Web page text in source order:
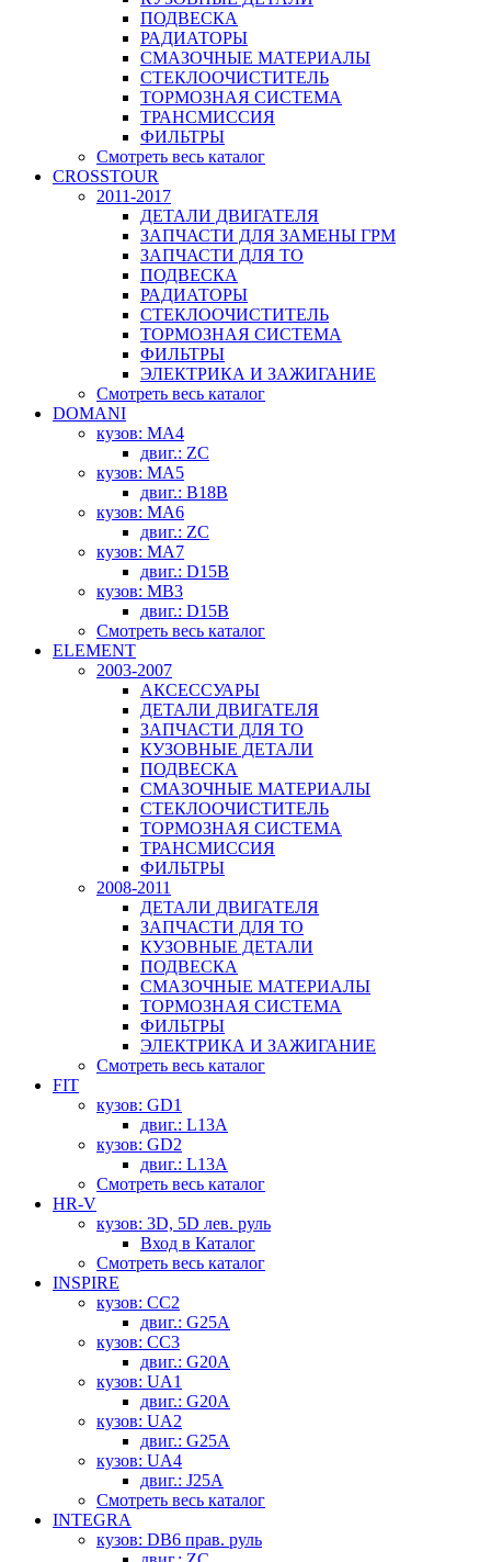
ПОДВЕСКА
РАДИАТОРЫ
СМАЗОЧНЫЕ МАТЕРИАЛЫ
СТЕКЛООЧИСТИТЕЛЬ
ТОРМОЗНАЯ СИСТЕМА
ТРАНСМИССИЯ
ФИЛЬТРЫ
Смотреть весь каталог
CROSSTOUR
2011-2017
ДЕТАЛИ ДВИГАТЕЛЯ
ЗАПЧАСТИ ДЛЯ ЗАМЕНЫ ГРМ
ЗАПЧАСТИ ДЛЯ ТО
ПОДВЕСКА
РАДИАТОРЫ
СТЕКЛООЧИСТИТЕЛЬ
ТОРМОЗНАЯ СИСТЕМА
ФИЛЬТРЫ
ЭЛЕКТРИКА И ЗАЖИГАНИЕ
Смотреть весь каталог
DOMANI
кузов: MA4
двиг.: ZC
кузов: MA5
двиг.: B18B
кузов: MA6
двиг.: ZC
кузов: MA7
двиг.: D15B
кузов: MB3
двиг.: D15B
Смотреть весь каталог
ELEMENT
2003-2007
АКСЕССУАРЫ
ДЕТАЛИ ДВИГАТЕЛЯ
ЗАПЧАСТИ ДЛЯ ТО
КУЗОВНЫЕ ДЕТАЛИ
ПОДВЕСКА
СМАЗОЧНЫЕ МАТЕРИАЛЫ
СТЕКЛООЧИСТИТЕЛЬ
ТОРМОЗНАЯ СИСТЕМА
ТРАНСМИССИЯ
ФИЛЬТРЫ
2008-2011
ДЕТАЛИ ДВИГАТЕЛЯ
ЗАПЧАСТИ ДЛЯ ТО
КУЗОВНЫЕ ДЕТАЛИ
ПОДВЕСКА
СМАЗОЧНЫЕ МАТЕРИАЛЫ
ТОРМОЗНАЯ СИСТЕМА
ФИЛЬТРЫ
ЭЛЕКТРИКА И ЗАЖИГАНИЕ
Смотреть весь каталог
FIT
кузов: GD1
двиг.: L13A
кузов: GD2
двиг.: L13A
Смотреть весь каталог
HR-V
кузов: 3D, 5D лев. руль
Вход в Каталог
Смотреть весь каталог
INSPIRE
кузов: CC2
двиг.: G25A
кузов: CC3
двиг.: G20A
кузов: UA1
двиг.: G20A
кузов: UA2
двиг.: G25A
кузов: UA4
двиг.: J25A
Смотреть весь каталог
INTEGRA
кузов: DB6 прав. руль